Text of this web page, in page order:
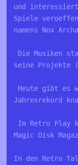
und
Spiele
namens Nox
Die Musiken
seine Projekte
Heute gibt es
Jahresrekord
Im Retro Play
Magic Disk
In den Retro